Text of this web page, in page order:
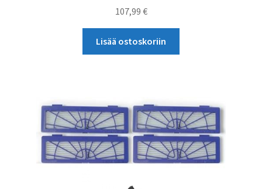
107,99 €
Lisää ostoskoriin